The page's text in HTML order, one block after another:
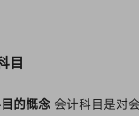
目
的概念 会计科目是对